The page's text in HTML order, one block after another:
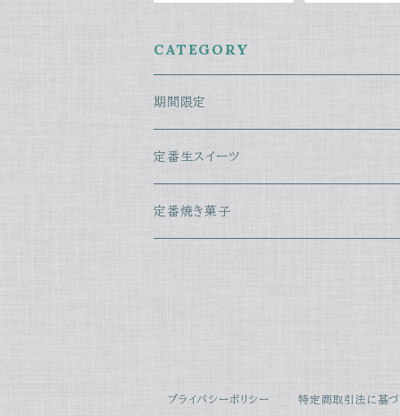
CATEGORY
期間限定
バレンタイン
生菓子
夏季限定
定番生スイーツ
生マシュマロ
定番焼き菓子
プライバシーポリシー 特定商取引法に基